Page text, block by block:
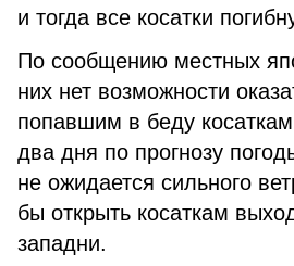
и тогда все косатки
По сообщению местных
них нет возможности
попавшим в беду
два дня по прогнозу
не ожидается сильного
бы открыть косаткам
западни.